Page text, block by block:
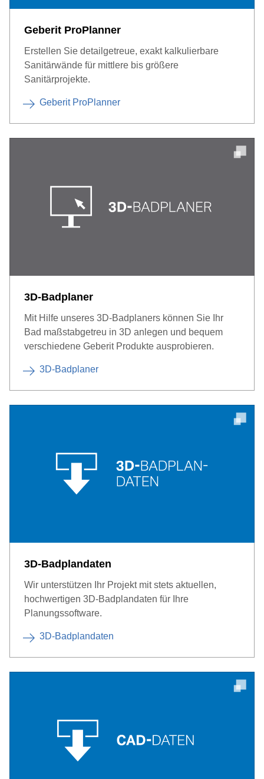
Geberit ProPlanner
Erstellen Sie detailgetreue, exakt kalkulierbare
Sanitärwände für mittlere bis größere
Sanitärprojekte.
Geberit ProPlanner
3D-Badplaner
Mit Hilfe unseres 3D-Badplaners können Sie Ihr
Bad maßstabgetreu in 3D anlegen und bequem
verschiedene Geberit Produkte ausprobieren.
3D-Badplaner
3D-Badplandaten
Wir unterstützen Ihr Projekt mit stets aktuellen,
hochwertigen 3D-Badplandaten für Ihre
Planungssoftware.
3D-Badplandaten